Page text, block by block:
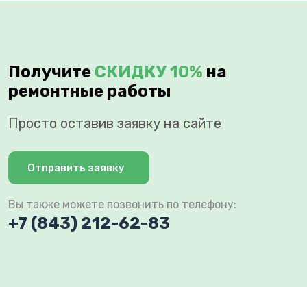
Получите СКИДКУ 10% на
ремонтные работы
Просто оставив заявку на сайте
Отправить заявку
Вы также можете позвонить по телефону:
+7 (843) 212-62-83